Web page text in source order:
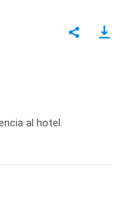
al hotel.